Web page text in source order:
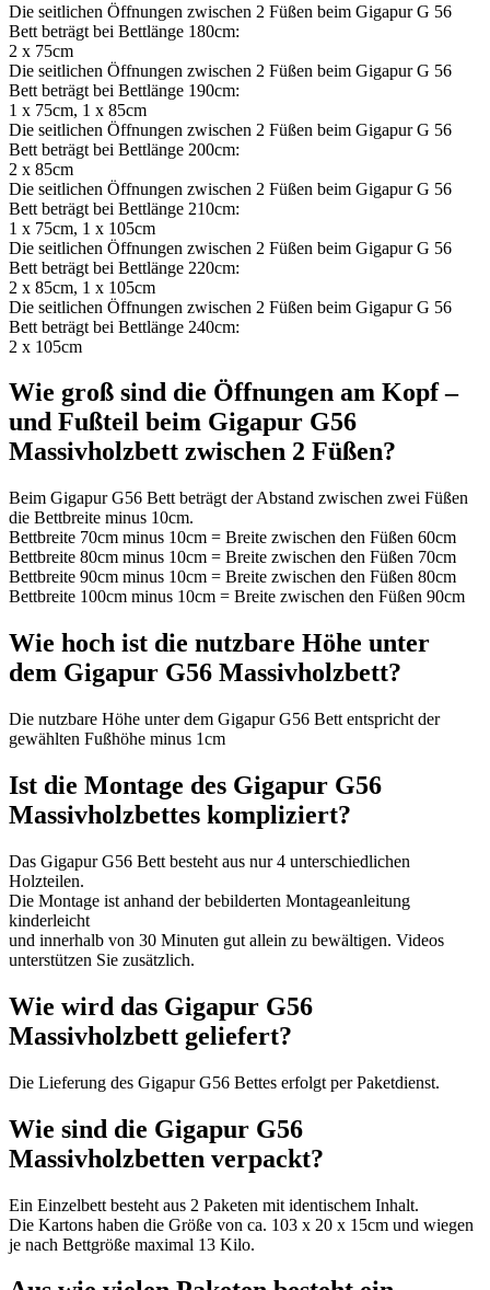
Die seitlichen Öffnungen zwischen 2 Füßen beim Gigapur G 56
Bett beträgt bei Bettlänge 180cm:
2 x 75cm
Die seitlichen Öffnungen zwischen 2 Füßen beim Gigapur G 56
Bett beträgt bei Bettlänge 190cm:
1 x 75cm, 1 x 85cm
Die seitlichen Öffnungen zwischen 2 Füßen beim Gigapur G 56
Bett beträgt bei Bettlänge 200cm:
2 x 85cm
Die seitlichen Öffnungen zwischen 2 Füßen beim Gigapur G 56
Bett beträgt bei Bettlänge 210cm:
1 x 75cm, 1 x 105cm
Die seitlichen Öffnungen zwischen 2 Füßen beim Gigapur G 56
Bett beträgt bei Bettlänge 220cm:
2 x 85cm, 1 x 105cm
Die seitlichen Öffnungen zwischen 2 Füßen beim Gigapur G 56
Bett beträgt bei Bettlänge 240cm:
2 x 105cm
Wie groß sind die Öffnungen am Kopf –
und Fußteil beim Gigapur G56
Massivholzbett zwischen 2 Füßen?
Beim Gigapur G56 Bett beträgt der Abstand zwischen zwei Füßen
die Bettbreite minus 10cm.
Bettbreite 70cm minus 10cm = Breite zwischen den Füßen 60cm
Bettbreite 80cm minus 10cm = Breite zwischen den Füßen 70cm
Bettbreite 90cm minus 10cm = Breite zwischen den Füßen 80cm
Bettbreite 100cm minus 10cm = Breite zwischen den Füßen 90cm
Wie hoch ist die nutzbare Höhe unter
dem Gigapur G56 Massivholzbett?
Die nutzbare Höhe unter dem Gigapur G56 Bett entspricht der
gewählten Fußhöhe minus 1cm
Ist die Montage des Gigapur G56
Massivholzbettes kompliziert?
Das Gigapur G56 Bett besteht aus nur 4 unterschiedlichen
Holzteilen.
Die Montage ist anhand der bebilderten Montageanleitung
kinderleicht
und innerhalb von 30 Minuten gut allein zu bewältigen. Videos
unterstützen Sie zusätzlich.
Wie wird das Gigapur G56
Massivholzbett geliefert?
Die Lieferung des Gigapur G56 Bettes erfolgt per Paketdienst.
Wie sind die Gigapur G56
Massivholzbetten verpackt?
Ein Einzelbett besteht aus 2 Paketen mit identischem Inhalt.
Die Kartons haben die Größe von ca. 103 x 20 x 15cm und wiegen
je nach Bettgröße maximal 13 Kilo.